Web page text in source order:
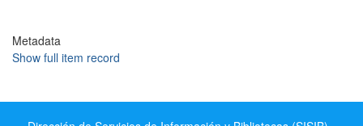
Metadata
Show full item record